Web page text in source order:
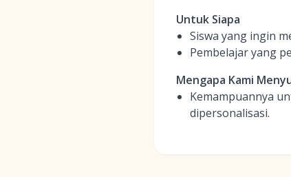
Untuk Siapa
Siswa yang ingin
Pembelajar yang
Mengapa Kami
Kemampuannya
dipersonalisasi.